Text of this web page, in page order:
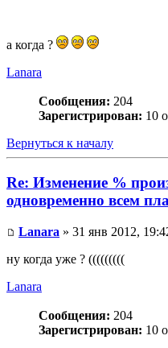
а когда ?
Lanara
Сообщения: 204
Зарегистрирован: 10
Вернуться к началу
Re: Изменение %
одновременно всем пла
Lanara » 31 янв 2012,
ну когда уже ? (((((((((
Lanara
Сообщения: 204
Зарегистрирован: 10